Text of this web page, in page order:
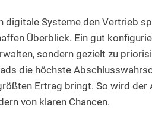
digitale Systeme den Vertrieb
Überblick. Ein gut
sondern gezielt zu
die höchste
Ertrag bringt. So wird
von klaren Chancen.